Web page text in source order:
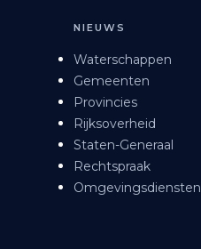
NIEUWS
Waterschappen
Gemeenten
Provincies
Rijksoverheid
Staten-Generaal
Rechtspraak
Omgevingsdiensten